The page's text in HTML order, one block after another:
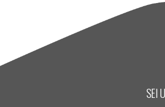
SEI